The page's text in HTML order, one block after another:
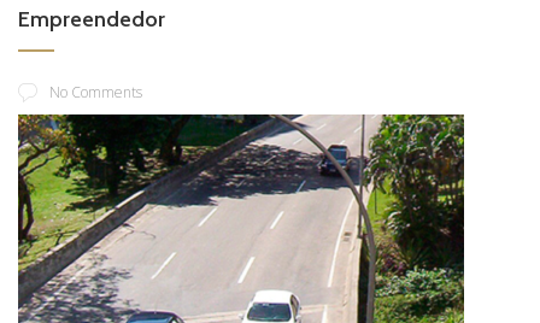
Empreendedor
No Comments